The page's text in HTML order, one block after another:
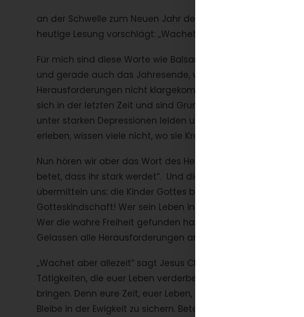
an der Schwelle zum Neuen Jahr denken wir nach über die
heutige Lesung vorschlägt: „Wachet aber allezeit und betet,
Für mich sind diese Worte wie Balsam für die Seele. Denn
und gerade auch das Jahresende, voll von
Herausforderungen nicht klargekommen.
sich in der letzten Zeit und sind Grund, warum viele
unter starken Depressionen leiden und nicht mehr
erleben, wissen viele nicht, wo sie Kraft finden sollten, um
Nun hören wir aber das Wort des Herrn, der zu uns spricht
betet, dass ihr stark werdet“. Und diese Worte schenken
übermitteln uns: die Kinder Gottes brauchen sich nicht zu
Gotteskindschaft! Wer sein Leben in die Hände Gottes
Wer die wahre Freiheit gefunden hat und zulässt, dass
Gelassen alle Herausforderungen anpacken.
„Wachet aber allezeit“ sagt Jesus Christus. Verschwendet
Tätigkeiten, die euer Leben verderben, eure Zeit
bringen. Denn eure Zeit, euer Leben, ist ein Geschenk
Bleibe in der Ewigkeit zu sichern. Beten macht dabei stark.